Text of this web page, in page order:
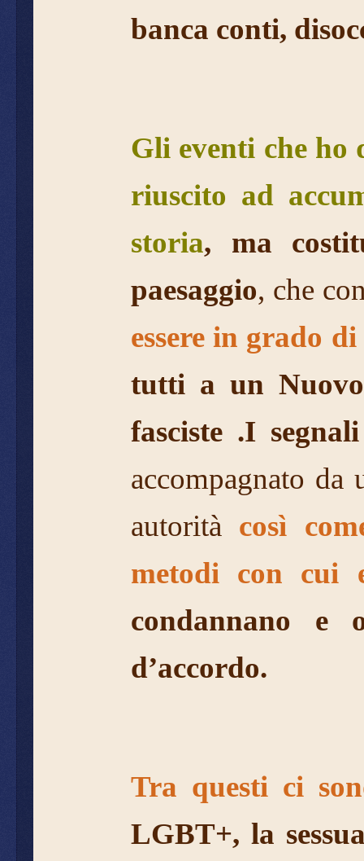
banca conti,
Gli eventi che ho
riuscito ad
storia, ma
paesaggio, che
essere in grado
tutti a un
fasciste .I
accompagnato da
autorità così
metodi con cui
condannano e
d’accordo.
Tra questi ci
LGBT+, la